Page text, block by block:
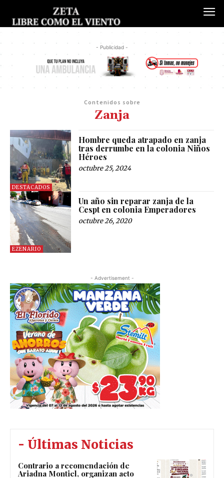
- Publicidad -
Contenidos sobre
Zanja
DESTACADOS
Hombre queda atrapado en zanja
tras derrumbe en la colonia Niños
Héroes
octubre 25, 2024
EZENARIO
Un año sin reparar zanja de la
Cespt en colonia Emperadores
octubre 26, 2020
- Advertisement -
- Últimas Noticias
Contrario a recomendación de
Ariadna Montiel, organizan acto